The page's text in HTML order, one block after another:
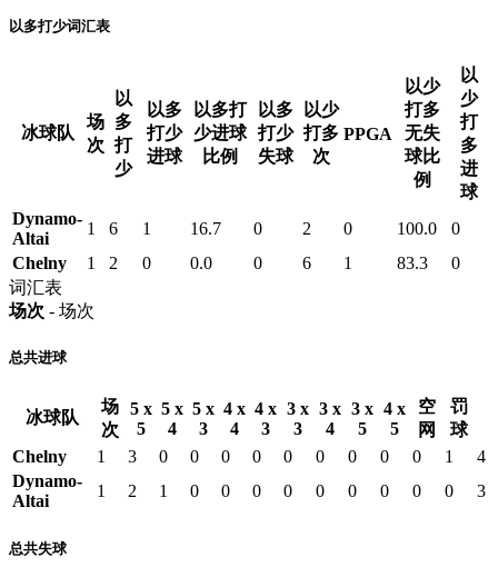
以多打少词汇表
冰球队
场
次
以
多
打
少
以多
打少
进球
以多打
少进球
比例
以多
打少
失球
以少
打多
次
PPGA
以少
打多
无失
球比
例
以
少
打
多
进
球
Dynamo-
Altai
1 6 1 16.7 0 2 0 100.0
0
Chelny
1 2 0 0.0 0 6 1 83.3
0
词汇表
场次 - 场次
总共进球
冰球队
场
次
5 x
5
5 x
4
5 x
3
4 x
4
4 x
3
3 x
3
3 x
4
3 x
5
4 x
5
空
网
罚
球
Chelny
1 3 0 0 0 0 0 0 0 0 0 1
4
Dynamo-
Altai
1 2 1 0 0 0 0 0 0 0 0 0 3
总共失球